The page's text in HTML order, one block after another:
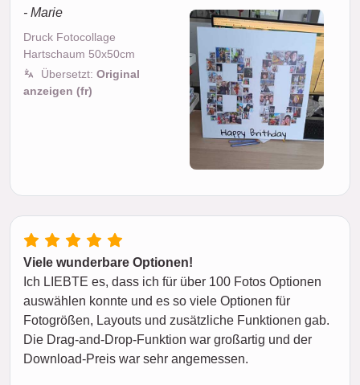
- Marie
Druck Fotocollage
Hartschaum 50x50cm
Übersetzt: Original
anzeigen (fr)
Viele wunderbare Optionen!
Ich LIEBTE es, dass ich für über 100 Fotos Optionen
auswählen konnte und es so viele Optionen für
Fotogrößen, Layouts und zusätzliche Funktionen gab.
Die Drag-and-Drop-Funktion war großartig und der
Download-Preis war sehr angemessen.